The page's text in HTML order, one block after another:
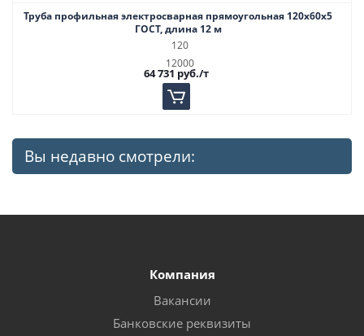
Труба профильная электросварная прямоугольная 120х60х5
ГОСТ, длина 12 м
120
12000
64 731 руб./т
Вы недавно смотрели:
Компания
Вакансии
Банковские реквизиты